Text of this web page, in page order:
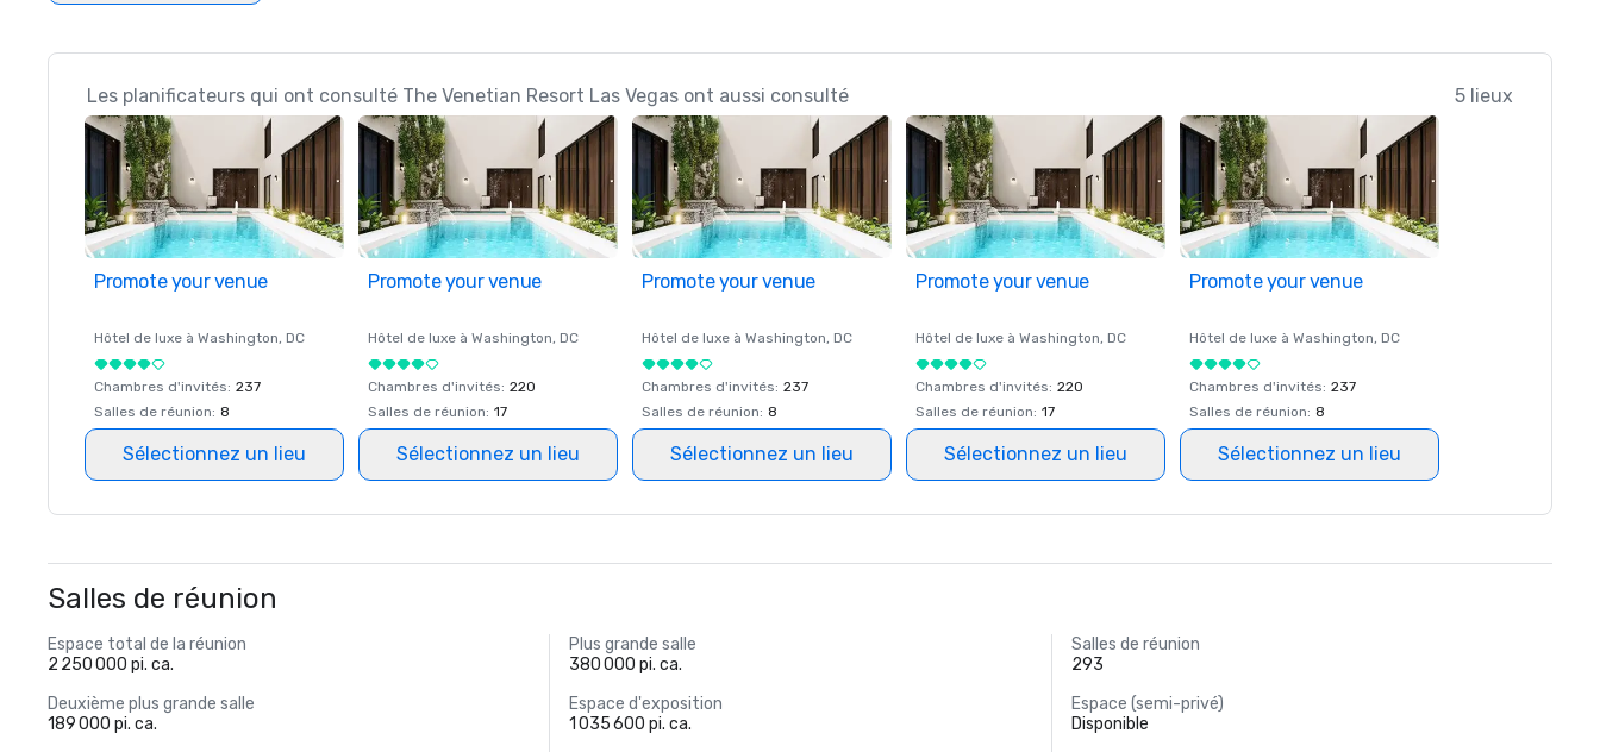
Les planificateurs qui ont consulté The Venetian Resort Las Vegas ont aussi consulté 5 lieux
Promote your venue
Hôtel de luxe à Washington, DC
Chambres d'invités: 237
Salles de réunion: 8
Sélectionnez un lieu
Promote your venue
Hôtel de luxe à Washington, DC
Chambres d'invités: 220
Salles de réunion: 17
Sélectionnez un lieu
Promote your venue
Hôtel de luxe à Washington, DC
Chambres d'invités: 237
Salles de réunion: 8
Sélectionnez un lieu
Promote your venue
Hôtel de luxe à Washington, DC
Chambres d'invités: 220
Salles de réunion: 17
Sélectionnez un lieu
Promote your venue
Hôtel de luxe à Washington, DC
Chambres d'invités: 237
Salles de réunion: 8
Sélectionnez un lieu
Salles de réunion
Espace total de la réunion
2 250 000 pi. ca.
Plus grande salle
380 000 pi. ca.
Salles de réunion
293
Deuxième plus grande salle
189 000 pi. ca.
Espace d'exposition
1 035 600 pi. ca.
Espace (semi-privé)
Disponible